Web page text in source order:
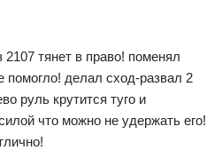
тянет в право! поменял
помогло! делал сход-развал 2
руль крутится туго и
что можно не удержать его!